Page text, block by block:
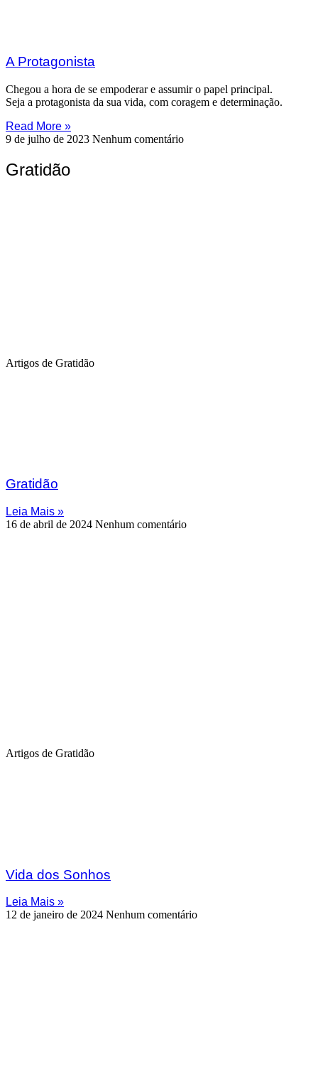
A Protagonista
Chegou a hora de se empoderar e assumir o papel principal.
Seja a protagonista da sua vida, com coragem e determinação.
Read More »
9 de julho de 2023 Nenhum comentário
Gratidão
Artigos de Gratidão
Gratidão
Leia Mais »
16 de abril de 2024 Nenhum comentário
Artigos de Gratidão
Vida dos Sonhos
Leia Mais »
12 de janeiro de 2024 Nenhum comentário